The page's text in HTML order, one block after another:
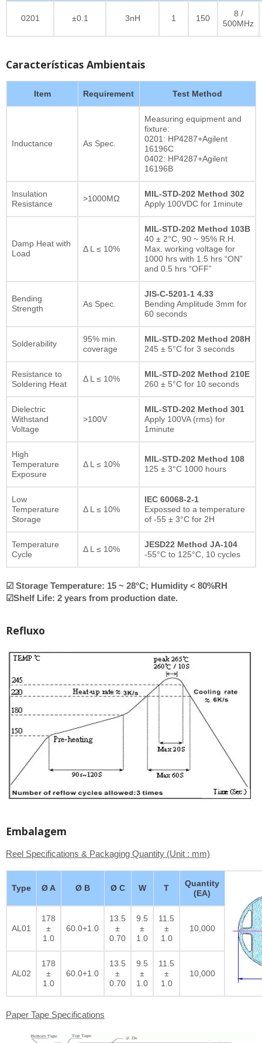
0201 ±0.1 3nH 1 150
8 /
500MHz
Características Ambientais
Item Requirement Test Method
Inductance As Spec.
Measuring equipment and
fixture:
0201: HP4287+Agilent
16196C
0402: HP4287+Agilent
16196B
Insulation
Resistance
>1000MΩ
MIL-STD-202 Method 302
Apply 100VDC for 1minute
Damp Heat with
Load
Δ L ≤ 10%
MIL-STD-202 Method 103B
40 ± 2°C, 90 ~ 95% R.H.
Max. working voltage for
1000 hrs with 1.5 hrs “ON”
and 0.5 hrs “OFF”
Bending
Strength
As Spec.
JIS-C-5201-1 4.33
Bending Amplitude 3mm for
60 seconds
Solderability
95% min.
coverage
MIL-STD-202 Method 208H
245 ± 5°C for 3 seconds
Resistance to
Soldering Heat
Δ L ≤ 10%
MIL-STD-202 Method 210E
260 ± 5°C for 10 seconds
Dielectric
Withstand
Voltage
>100V
MIL-STD-202 Method 301
Apply 100VA (rms) for
1minute
High
Temperature
Exposure
Δ L ≤ 10%
MIL-STD-202 Method 108
125 ± 3°C 1000 hours
Low
Temperature
Storage
Δ L ≤ 10%
IEC 60068-2-1
Expossed to a temperature
of -55 ± 3°C for 2H
Temperature
Cycle
Δ L ≤ 10%
JESD22 Method JA-104
-55°C to 125°C, 10 cycles
☑ Storage Temperature: 15 ~ 28°C; Humidity < 80%RH
☑Shelf Life: 2 years from production date.
Refluxo
Embalagem
Reel Specifications & Packaging Quantity (Unit : mm)
Type Ø A Ø B Ø C W T
Quantity
(EA)
AL01
178
±
1.0
60.0+1.0
13.5
±
0.70
9.5
±
1.0
11.5
±
1.0
10,000
AL02
178
±
1.0
60.0+1.0
13.5
±
0.70
9.5
±
1.0
11.5
±
1.0
10,000
Paper Tape Specifications